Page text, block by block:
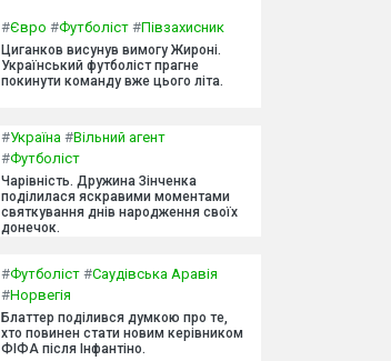
#Євро #Футболіст #Півзахисник
Циганков висунув вимогу Жироні.
Український футболіст прагне
покинути команду вже цього літа.
#Україна #Вільний агент
#Футболіст
Чарівність. Дружина Зінченка
поділилася яскравими моментами
святкування днів народження своїх
донечок.
#Футболіст #Саудівська Аравія
#Норвегія
Блаттер поділився думкою про те,
хто повинен стати новим керівником
ФІФА після Інфантіно.